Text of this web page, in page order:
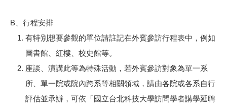
B、行程安排
有特別想要參觀的單位請註記在外賓參訪行程表中，例如
圖書館、紅樓、校史館等。
座談、演講此等為特殊活動，若外賓參訪對象為單一系
所、單一院或院內跨系等相關領域，請由各院或各系自行
評估並承辦，可依「國立台北科技大學訪問學者講學延聘